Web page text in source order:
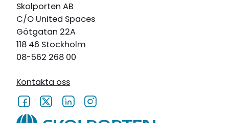
Skolporten AB
C/O United Spaces
Götgatan 22A
118 46 Stockholm
08-562 268 00
Kontakta oss